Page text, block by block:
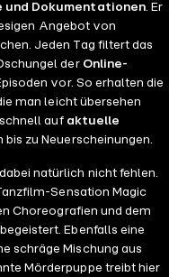
und Dokumentationen. Er
Angebot von
Jeden Tag filtert das
der Online-
vor. So erhalten die
man leicht übersehen
auf aktuelle
zu Neuerscheinungen.
natürlich nicht fehlen.
Sensation Magic
Choreografien und dem
Ebenfalls eine
schräge Mischung aus
Mörderpuppe treibt hier